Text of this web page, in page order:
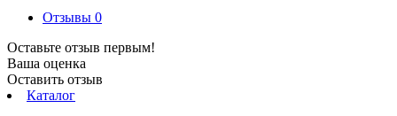
Отзывы 0
Оставьте отзыв первым!
Ваша оценка
Оставить отзыв
Каталог